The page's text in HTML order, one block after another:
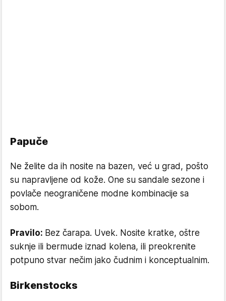
Papuče
Ne želite da ih nosite na bazen, već u grad, pošto
su napravljene od kože. One su sandale sezone i
povlače neograničene modne kombinacije sa
sobom.
Pravilo: Bez čarapa. Uvek. Nosite kratke, oštre
suknje ili bermude iznad kolena, ili preokrenite
potpuno stvar nečim jako čudnim i konceptualnim.
Birkenstocks